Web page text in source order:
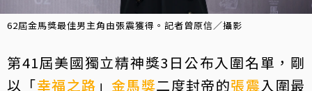
62屆金馬獎最佳男主角由張震獲得。記者曾原信／攝影
第41屆美國獨立精神獎3日公布入圍名單，剛
以「幸福之路 」 金馬獎二度封帝的張震入圍最